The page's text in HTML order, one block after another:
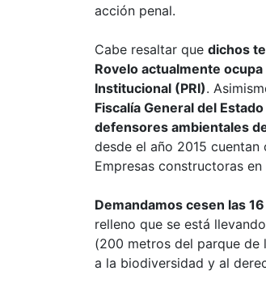
acción penal.
Cabe resaltar que dichos
Rovelo actualmente
Institucional (PRI).
Fiscalía General del
defensores ambientales
desde el año 2015
Empresas constructoras
Demandamos cesen las
relleno que se está
(200 metros del parque de
a la biodiversidad y al